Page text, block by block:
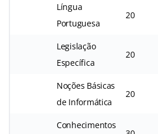
Língua
Portuguesa
20
Legislação
Específica
20
Noções Básicas
de Informática
20
Conhecimentos